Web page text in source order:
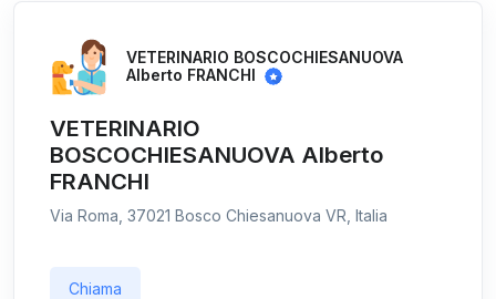
VETERINARIO BOSCOCHIESANUOVA
Alberto FRANCHI
VETERINARIO
BOSCOCHIESANUOVA Alberto
FRANCHI
Via Roma, 37021 Bosco Chiesanuova VR, Italia
Chiama